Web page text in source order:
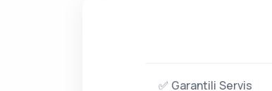
✅ Garantili Servis